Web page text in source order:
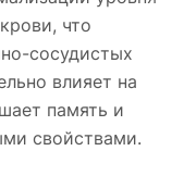
что
сосудистых
влияет на
память и
свойствами.